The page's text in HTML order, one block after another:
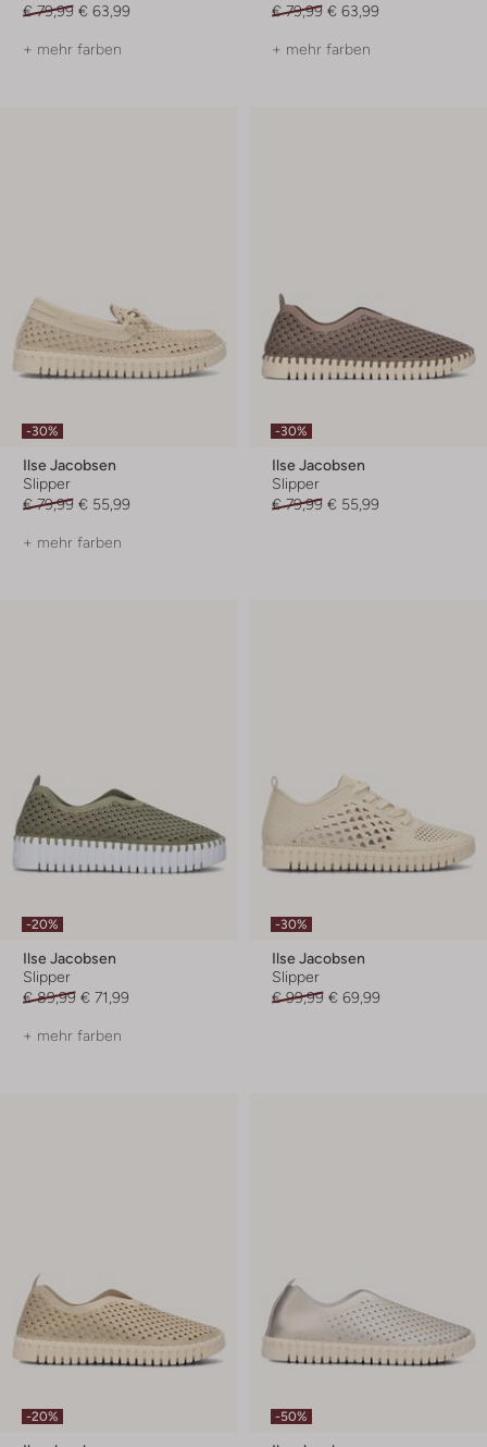
€ 79,99 € 63,99
+ mehr farben
€ 79,99 € 63,99
+ mehr farben
-30%
Ilse Jacobsen
Slipper
€ 79,99 € 55,99
+ mehr farben
-30%
Ilse Jacobsen
Slipper
€ 79,99 € 55,99
-20%
Ilse Jacobsen
Slipper
€ 89,99 € 71,99
+ mehr farben
-30%
Ilse Jacobsen
Slipper
€ 99,99 € 69,99
-20% -50%